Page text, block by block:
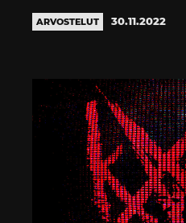
ARVOSTELUT 30.11.2022